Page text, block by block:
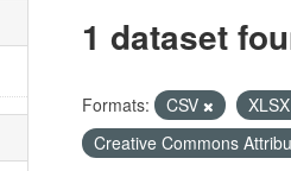
1 dataset
Formats: CSV XLSX
Creative Commons